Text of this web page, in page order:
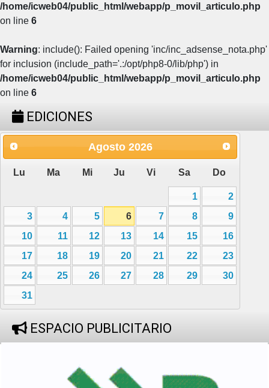
/home/icweb04/public_html/webapp/p_movil_articulo.php
on line 6
Warning: include(): Failed opening 'inc/inc_adsense_nota.php'
for inclusion (include_path='.:/opt/php8-0/lib/php') in
/home/icweb04/public_html/webapp/p_movil_articulo.php
on line 6
EDICIONES
Agosto 2026
Lu Ma Mi Ju Vi Sa Do
1
2
3
4 5 6 7 8
9
10
11 12 13 14 15
16
17
18 19 20 21 22
23
24
25 26 27 28 29
30
31
ESPACIO PUBLICITARIO